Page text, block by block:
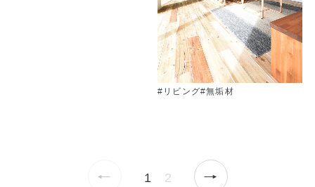
#リビング#無垢材
← 1 2 →